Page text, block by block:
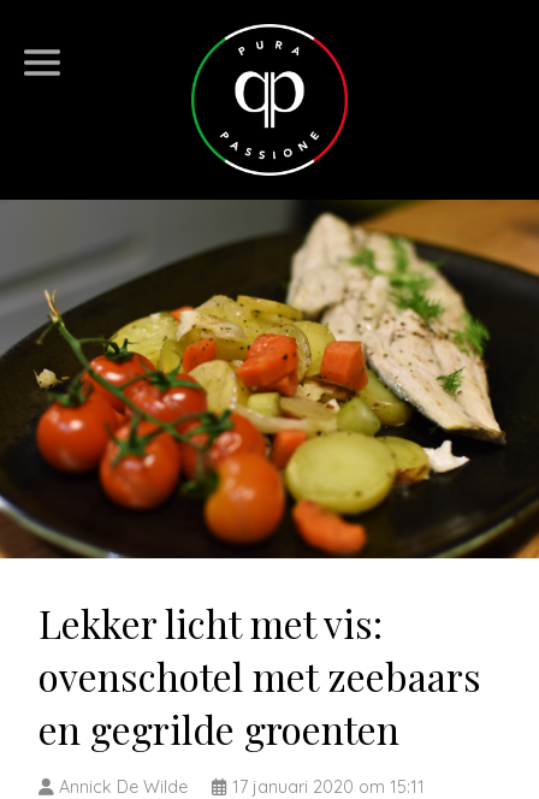
Lekker licht met vis:
ovenschotel met zeebaars
en gegrilde groenten
Annick De Wilde 17 januari 2020 om 15:11